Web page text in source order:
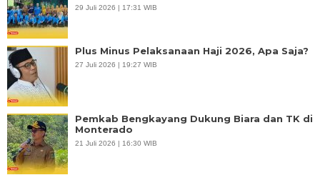
29 Juli 2026 | 17:31 WIB
Plus Minus Pelaksanaan Haji 2026, Apa Saja?
27 Juli 2026 | 19:27 WIB
Pemkab Bengkayang Dukung Biara dan TK di
Monterado
21 Juli 2026 | 16:30 WIB